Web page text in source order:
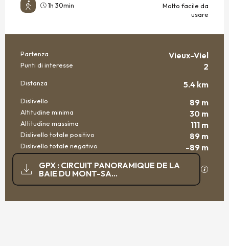
1h 30min
Molto facile da
usare
INFORMAZIONI PRATICHE
Partenza Vieux-Viel
Punti di interesse 2
Distanza 5.4 km
Dislivello 89 m
Altitudine minima 30 m
Altitudine massima 111 m
Dislivello totale positivo 89 m
Dislivello totale negativo
-89 m
GPX : CIRCUIT PANORAMIQUE DE LA
BAIE DU MONT-SA...
I file